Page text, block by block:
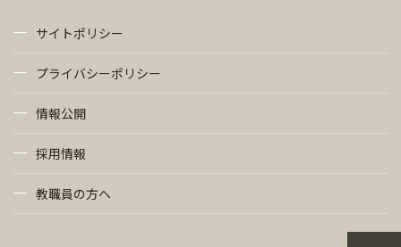
サイトポリシー
プライバシーポリシー
情報公開
採用情報
教職員の方へ